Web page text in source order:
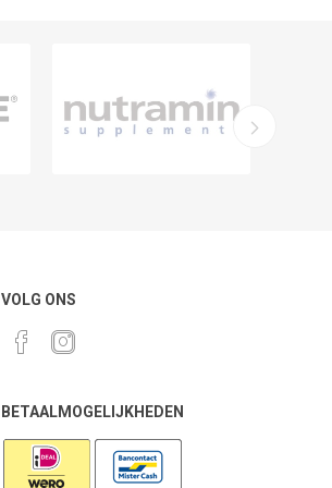
VOLG ONS
BETAALMOGELIJKHEDEN